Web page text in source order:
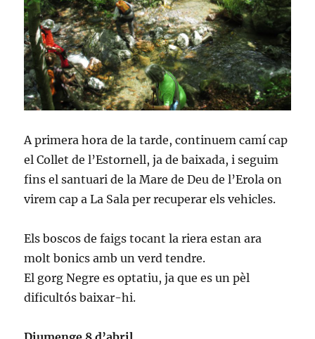
A primera hora de la tarde, continuem camí cap
el Collet de l’Estornell, ja de baixada, i seguim
fins el santuari de la Mare de Deu de l’Erola on
virem cap a La Sala per recuperar els vehicles.
Els boscos de faigs tocant la riera estan ara
molt bonics amb un verd tendre.
El gorg Negre es optatiu, ja que es un pèl
dificultós baixar-hi.